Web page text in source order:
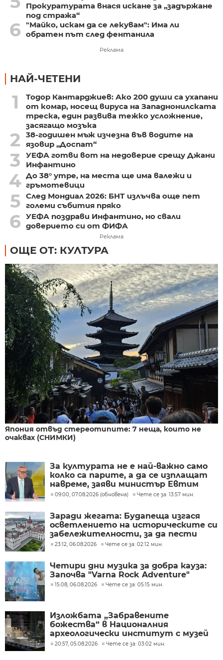
Прокуратурата внася искане за „задържане
под стража“
6 "Майко, искам да се лекувам": Има ли
обратен път след фентанила
Реклама
НАЙ-ЧЕТЕНИ
1
Тодор Кантарджиев: Ако 200 души са ухапани
от комар, носещ вируса на Западнонилската
треска, един развива тежко усложнение,
засягащо мозъка
2
38-годишен мъж изчезна във водите на
язовир „Доспат“
3
УЕФА готви вот на недоверие срещу Джани
Инфантино
4 До 38° утре, на места ще има валежи и
гръмотевици
5 След Мондиал 2026: БНТ излъчва още пет
големи събития пряко
6 УЕФА поздрави Инфантино, но свали
доверието си от ФИФА
Реклама
ОЩЕ ОТ: КУЛТУРА
Япония отвъд стереотипите: 7 неща, които не
очаквах (СНИМКИ)
За културата не е най-важно само
колко са парите, а да се изплащат
навреме, заяви министър Евтим
Милошев
09:00, 07.08.2026 (обновена) Чете се за: 13:57 мин.
Заради жегата: Будапеща изгася
осветлението на историческите си
забележителности, за да пести
енергия
23:12, 06.08.2026 Чете се за: 02:12 мин.
Четири дни музика за добра кауза:
Започва "Varna Rock Adventure"
15:08, 06.08.2026 Чете се за: 05:15 мин.
Изложбата „Забравените
божества“ в Националния
археологически институт с музей
при БАН
20:57, 05.08.2026 Чете се за: 03:02 мин.